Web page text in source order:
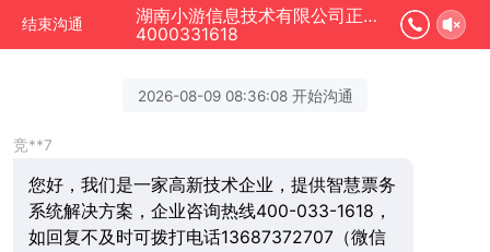
结束沟通
湖南小游信息技术有限公司正在为您服务
4000331618
2026-08-09 08:36:08 开始沟通
竞**7
您好，我们是一家高新技术企业，提供智慧票务
系统解决方案，企业咨询热线400-033-1618，
如回复不及时可拨打电话13687372707（微信